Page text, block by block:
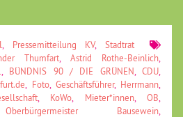
Pressemitteilung KV, Stadtrat
Thumfart Astrid Rothe-Beinlich
BÜNDNIS 90 / DIE GRÜNEN CDU
Foto, Geschäftsführer, Herrmann
, KoWo Mieter*innen, OB
Oberbürgermeister Bausewein